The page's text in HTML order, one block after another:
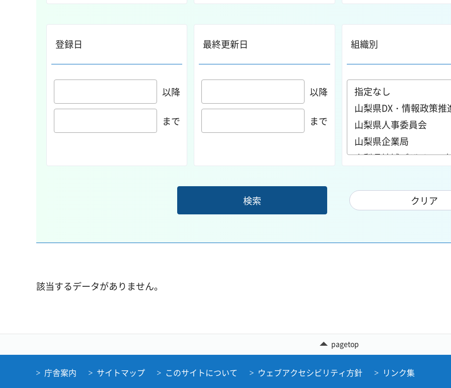
登録日
以降
まで
最終更新日
以降
まで
組織別
該当するデータがありません。
pagetop
庁舎案内 サイトマップ このサイトについて ウェブアクセシビリティ方針 リンク集